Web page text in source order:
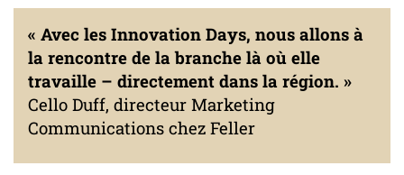
« Avec les Innovation Days, nous allons à
la rencontre de la branche là où elle
travaille – directement dans la région. »
Cello Duff, directeur Marketing
Communications chez Feller